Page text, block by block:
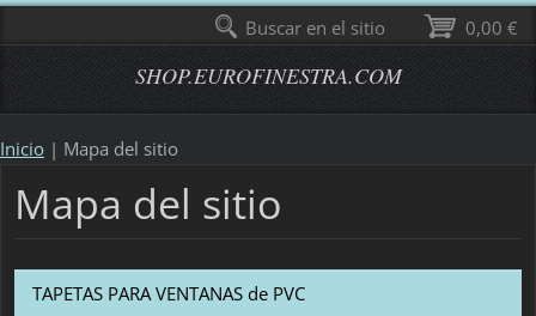
SHOP.EUROFINESTRA.COM
Inicio | Mapa del sitio
Mapa del sitio
TAPETAS PARA VENTANAS de PVC
0,00 €
Buscar en el sitio